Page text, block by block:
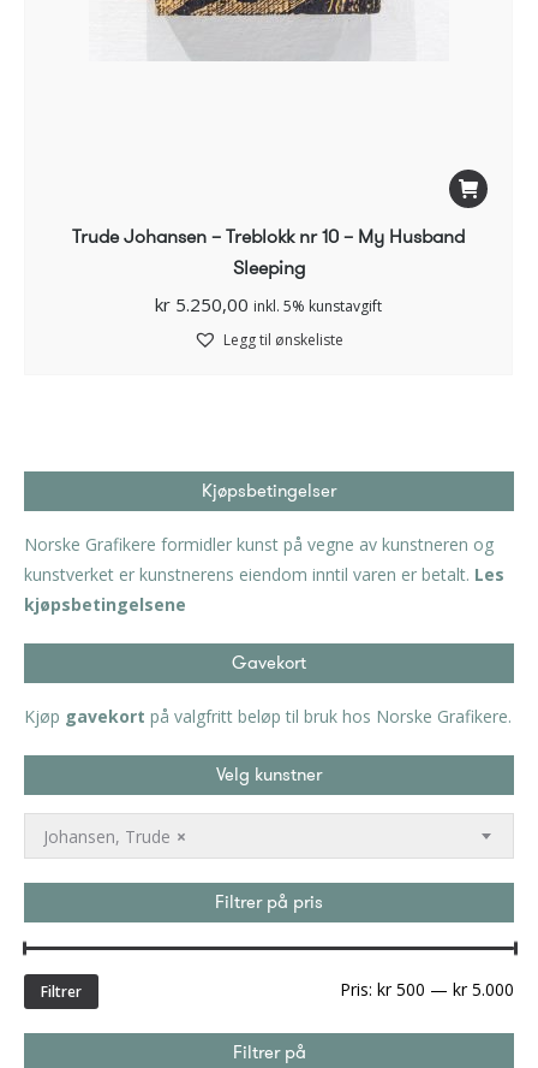
Trude Johansen – Treblokk nr 10 – My Husband
Sleeping
kr 5.250,00 inkl. 5% kunstavgift
Legg til ønskeliste
Kjøpsbetingelser
Norske Grafikere formidler kunst på vegne av kunstneren og
kunstverket er kunstnerens eiendom inntil varen er betalt. Les
kjøpsbetingelsene
Gavekort
Kjøp gavekort på valgfritt beløp til bruk hos Norske Grafikere.
Velg kunstner
×
Johansen, Trude
Filtrer på pris
Filtrer Pris: kr 500 — kr 5.000
Filtrer på